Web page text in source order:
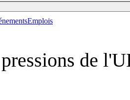
Emplois
de